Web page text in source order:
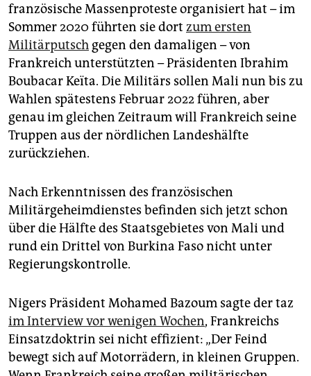
französische Massenproteste organisiert hat – im
Sommer 2020 führten sie dort zum ersten
Militärputsch gegen den damaligen – von
Frankreich unterstützten – Präsidenten Ibrahim
Boubacar Keïta. Die Militärs sollen Mali nun bis zu
Wahlen spätestens Februar 2022 führen, aber
genau im gleichen Zeitraum will Frankreich seine
Truppen aus der nördlichen Landeshälfte
zurückziehen.
Nach Erkenntnissen des französischen
Militärgeheimdienstes befinden sich jetzt schon
über die Hälfte des Staatsgebietes von Mali und
rund ein Drittel von Burkina Faso nicht unter
Regierungskontrolle.
Nigers Präsident Mohamed Bazoum sagte der taz
im Interview vor wenigen Wochen, Frankreichs
Einsatzdoktrin sei nicht effizient: „Der Feind
bewegt sich auf Motorrädern, in kleinen Gruppen.